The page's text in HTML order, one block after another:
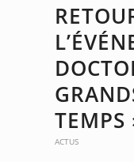
TEMPS
ACTUS